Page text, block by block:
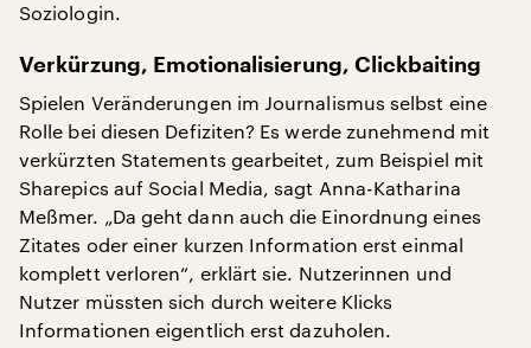
Soziologin.
Verkürzung, Emotionalisierung, Clickbaiting
Spielen Veränderungen im Journalismus selbst eine
Rolle bei diesen Defiziten? Es werde zunehmend mit
verkürzten Statements gearbeitet, zum Beispiel mit
Sharepics auf Social Media, sagt Anna-Katharina
Meßmer. „Da geht dann auch die Einordnung eines
Zitates oder einer kurzen Information erst einmal
komplett verloren“, erklärt sie. Nutzerinnen und
Nutzer müssten sich durch weitere Klicks
Informationen eigentlich erst dazuholen.